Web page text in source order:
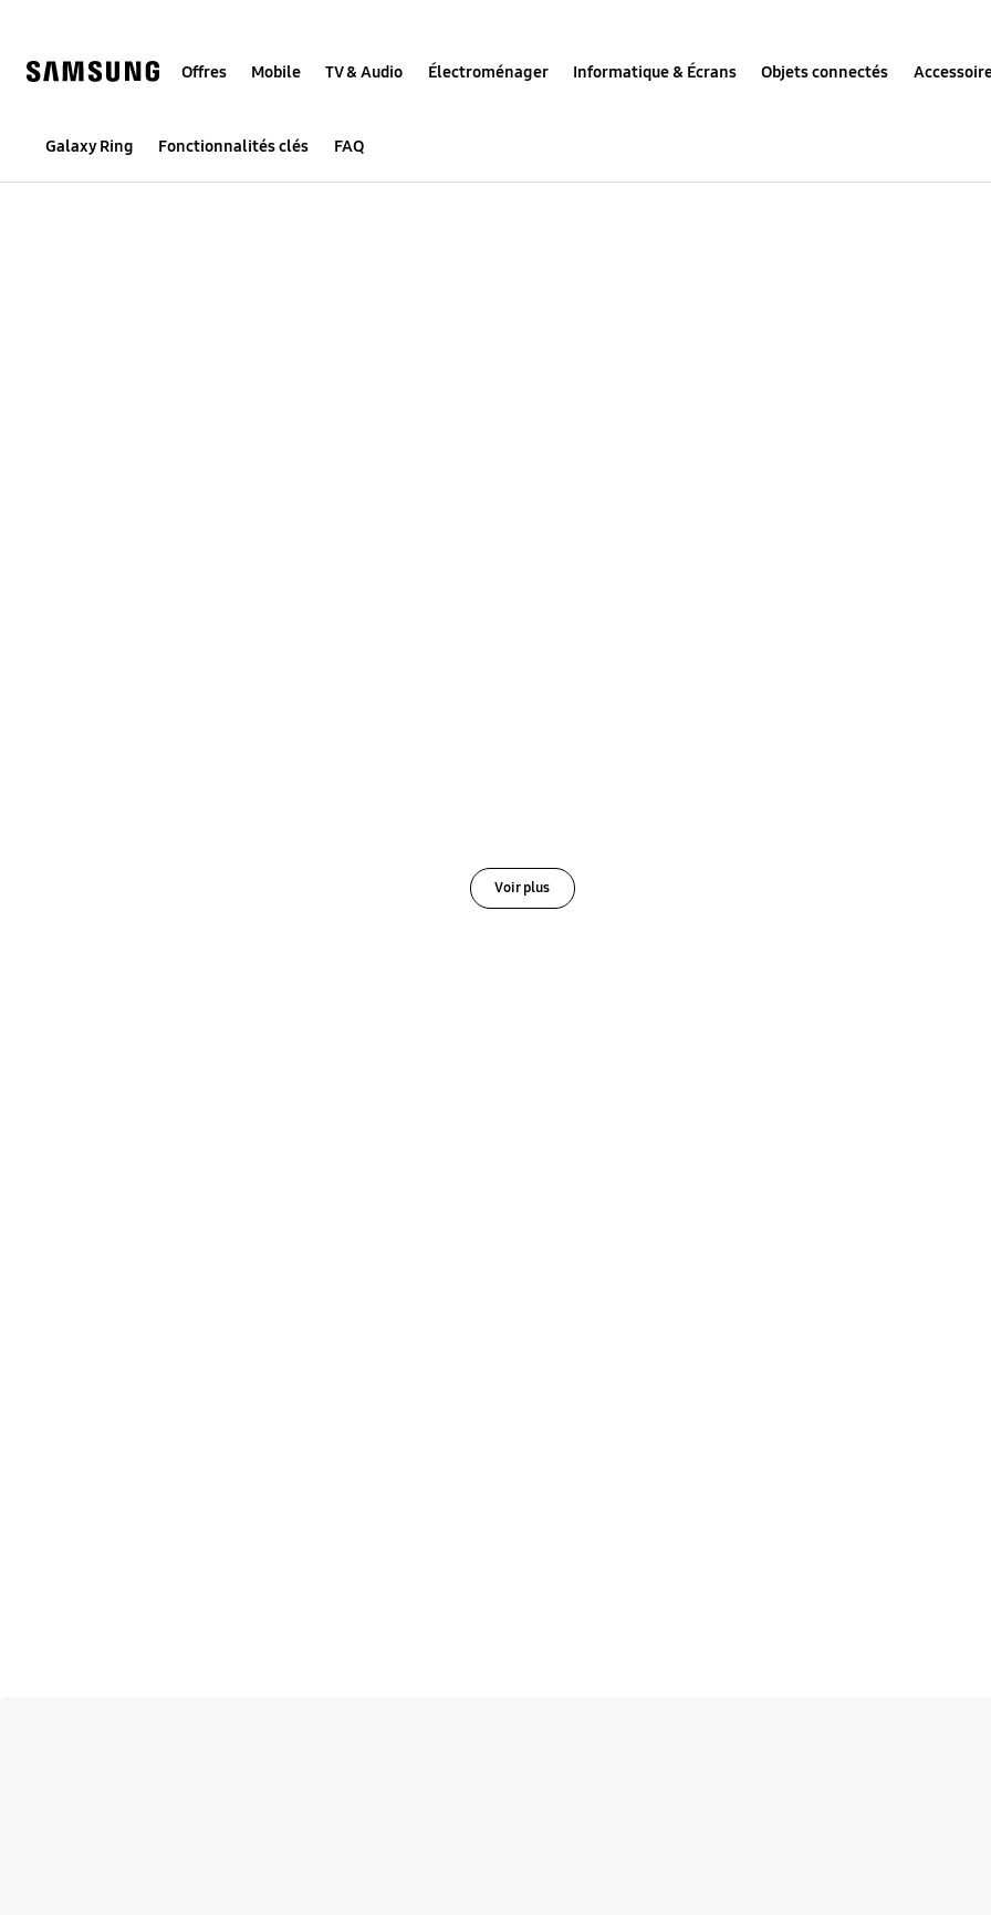
Offres Mobile TV & Audio Électroménager Informatique & Écrans Objets connectés
Galaxy Ring Fonctionnalités clés FAQ
Voir plus